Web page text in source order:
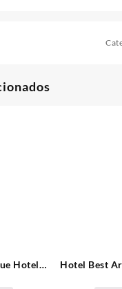
Hotel
Hotel Best